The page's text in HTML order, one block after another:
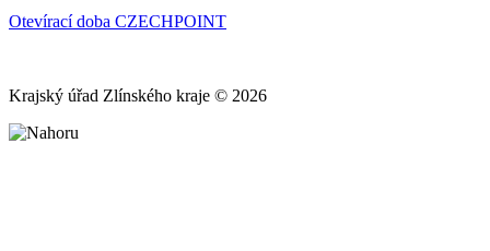
Otevírací doba CZECHPOINT
Krajský úřad Zlínského kraje © 2026